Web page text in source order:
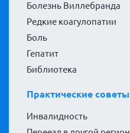
Болезнь Виллебранда
Редкие коагулопатии
Боль
Гепатит
Библиотека
Практические советы
Инвалидность